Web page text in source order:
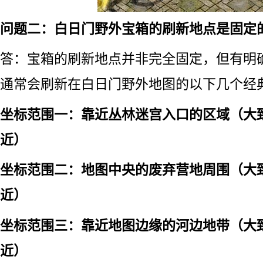
问题二：白日门野外宝箱的刷新地点是固定
答：宝箱的刷新地点并非完全固定，但有明
通常会刷新在白日门野外地图的以下几个经
坐标范围一：靠近丛林迷宫入口的区域（大
近）
坐标范围二：地图中央的废弃营地周围（大
近）
坐标范围三：靠近地图边缘的河边地带（大
近）